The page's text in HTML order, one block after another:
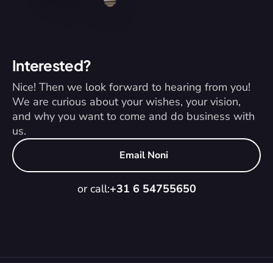
Interested?
Nice! Then we look forward to hearing from you!
We are curious about your wishes, your vision,
and why you want to come and do business with
us.
Email Noni
or call:+31 6 54755650